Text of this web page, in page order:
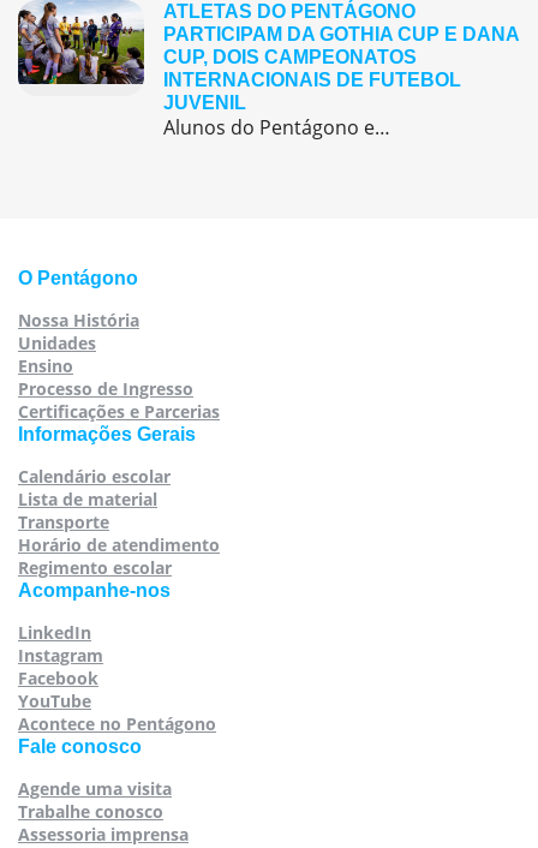
ATLETAS DO PENTÁGONO
PARTICIPAM DA GOTHIA CUP E DANA
CUP, DOIS CAMPEONATOS
INTERNACIONAIS DE FUTEBOL
JUVENIL
Alunos do Pentágono embarcaram para a Europa, onde participaram de duas das maiores competições internacionais de futebol juvenil
O Pentágono
Nossa História
Unidades
Ensino
Processo de Ingresso
Certificações e Parcerias
Informações Gerais
Calendário escolar
Lista de material
Transporte
Horário de atendimento
Regimento escolar
Acompanhe-nos
LinkedIn
Instagram
Facebook
YouTube
Acontece no Pentágono
Fale conosco
Agende uma visita
Trabalhe conosco
Assessoria imprensa